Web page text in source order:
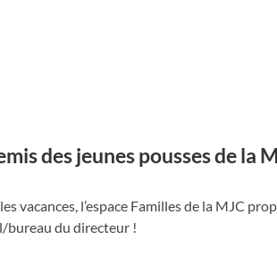
des jeunes pousses de la
vacances, l’espace Familles de la MJC
bureau du directeur !